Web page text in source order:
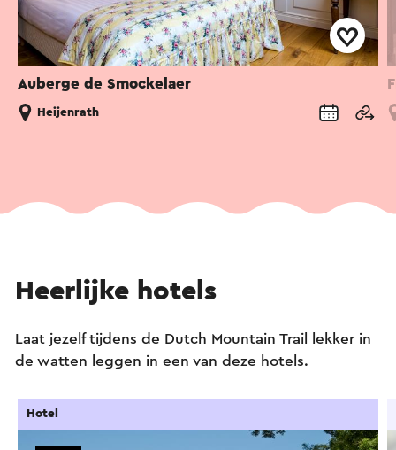
Auberge de Smockelaer
Heijenrath
Heerlijke hotels
Laat jezelf tijdens de Dutch Mountain Trail lekker in
de watten leggen in een van deze hotels.
Hotel